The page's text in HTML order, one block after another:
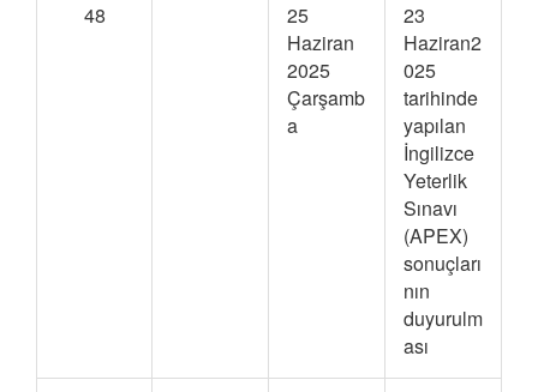
48
25
Haziran
2025
Çarşamb
a
23
Haziran2
025
tarihinde
yapılan
İngilizce
Yeterlik
Sınavı
(APEX)
sonuçları
nın
duyurulm
ası